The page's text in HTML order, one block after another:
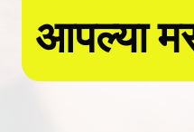
आपल्या